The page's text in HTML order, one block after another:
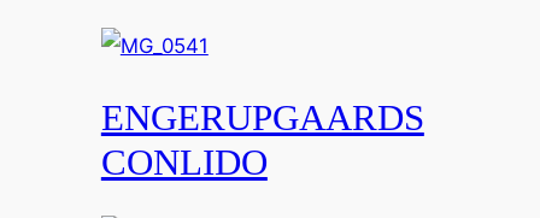
ENGERUPGAARDS
CONLIDO